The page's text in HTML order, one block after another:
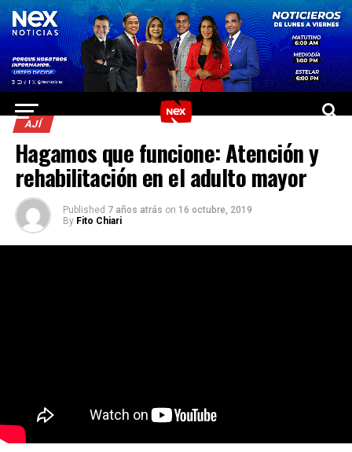
AJÍ
Hagamos que funcione: Atención y
rehabilitación en el adulto mayor
Published 7 años atrás on 16 octubre, 2019
By Fito Chiari